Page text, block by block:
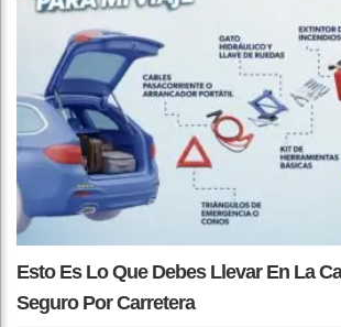
Esto Es Lo Que Debes Llevar En La
Seguro Por Carretera